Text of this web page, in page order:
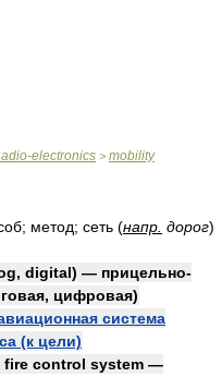
electronics > mobility
метод; сеть (напр. дорог)
digital) — прицельно-
цифровая)
система
(к цели)
fire control system —